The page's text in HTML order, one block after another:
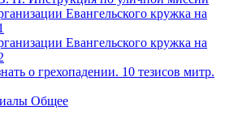
Евангельского кружка на
Евангельского кружка на
о грехопадении. 10 тезисов митр.
Общее